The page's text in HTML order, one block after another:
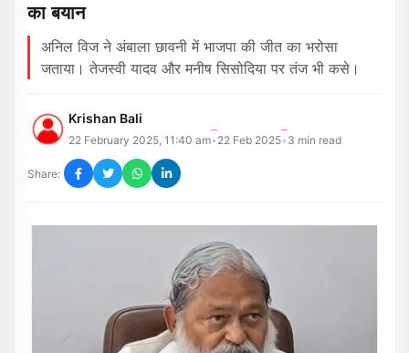
का बयान
अनिल विज ने अंबाला छावनी में भाजपा की जीत का भरोसा
जताया। तेजस्वी यादव और मनीष सिसोदिया पर तंज भी कसे।
Krishan Bali
22 February 2025, 11:40 am• 22 Feb 2025• 3 min read
Share: